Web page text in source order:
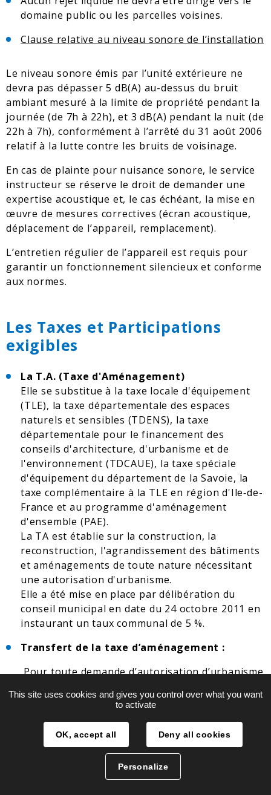
domaine public ou les parcelles voisines.
Clause relative au niveau sonore de l’installation
Le niveau sonore émis par l’unité extérieure ne
devra pas dépasser 5 dB(A) au-dessus du bruit
ambiant mesuré à la limite de propriété pendant la
journée (de 7h à 22h), et 3 dB(A) pendant la nuit (de
22h à 7h), conformément à l’arrêté du 31 août 2006
relatif à la lutte contre les bruits de voisinage.
En cas de plainte pour nuisance sonore, le service
instructeur se réserve le droit de demander une
expertise acoustique et, le cas échéant, la mise en
œuvre de mesures correctives (écran acoustique,
déplacement de l’appareil, remplacement).
L’entretien régulier de l’appareil est requis pour
garantir un fonctionnement silencieux et conforme
aux normes.
Les Taxes et Participations
exigibles
La T.A. (Taxe d'Aménagement)
Elle se substitue à la taxe locale d'équipement
(TLE), la taxe départementale des espaces
naturels et sensibles (TDENS), la taxe
départementale pour le financement des
conseils d'architecture, d'urbanisme et de
l'environnement (TDCAUE), la taxe spéciale
d'équipement du département de la Savoie, la
taxe complémentaire à la TLE en région d'Ile‑de-
France et au programme d'aménagement
d'ensemble (PAE).
La TA est établie sur la construction, la
reconstruction, l'agrandissement des bâtiments
et aménagements de toute nature nécessitant
une autorisation d'urbanisme.
Elle a été mise en place par délibération du
conseil municipal en date du 24 octobre 2011 en
instaurant un taux communal de 5 %.
Transfert de la taxe d’aménagement :
Pour toute demande d’autorisation d’urbanisme
déclaration devra être effectuée par les
90 jours suivant l’achèvement de la construction
(au sens de l’article 1406 du CGI), sur l’espace
www.impots.gouv.fr
espace particulier > Biens immobiliers.
This site uses cookies and gives you control over what you want
to activate
OK, accept all Deny all cookies
Personalize